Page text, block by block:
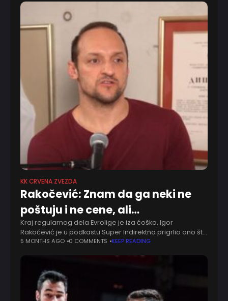
KK CRVENA ZVEZDA
Rakočević: Znam da ga neki ne
poštuju i ne cene, ali…
Kraj regularnog dela Evrolige je iza ćoška, Igor
Rakočević je u podkastu Super Indirektno prigrlio ono što
je Crvena zvezda do sad uradila. Nekima bi uspeh bio
5 MONTHS AGO 0 COMMENTS KEEP READING